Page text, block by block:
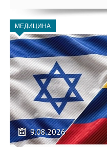
МЕДИЦИНА
9.08.2026